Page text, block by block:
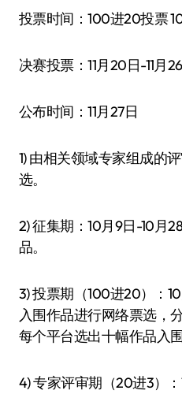
投票时间：100进20投票 10
决赛投票：11月20日-11月
公布时间：11月27日
1) 由相关领域专家组成的
选。
2) 征集期：10月9日-10月
品。
3) 投票期（100进20）：
入围作品进行网络票选，
每个平台选出十幅作品入围
4) 专家评审期（20进3）：